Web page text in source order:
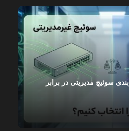
سوئیچ مدیریتی در برابر